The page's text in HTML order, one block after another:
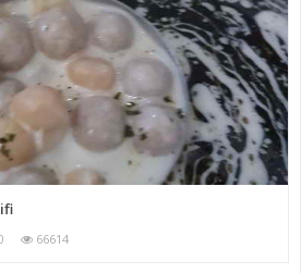
66614